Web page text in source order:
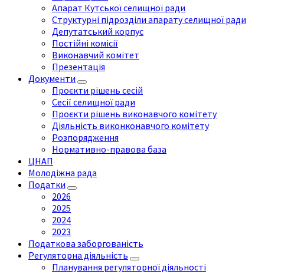
Апарат Кутської селищної ради
Структурні підрозділи апарату селищної ради
Депутатський корпус
Постійні комісії
Виконавчий комітет
Презентація
Документи
Проєкти рішень сесій
Сесії селищної ради
Проєкти рішень виконавчого комітету
Діяльність виконконавчого комітету
Розпорядження
Нормативно-правова база
ЦНАП
Молодіжна рада
Податки
2026
2025
2024
2023
Податкова заборгованість
Регуляторна діяльність
Планування регуляторної діяльності